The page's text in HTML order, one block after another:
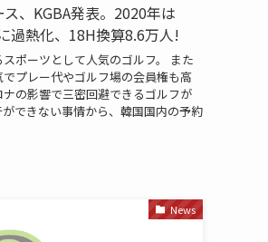
、KGBA発表。2020年は
過熱化、18H換算8.6万人!
ポーツとして人気のゴルフ。 また
プレー代やゴルフ場の会員権も高
の影響で三密回避できるゴルフが
できない事情から、韓国国内の予約
News